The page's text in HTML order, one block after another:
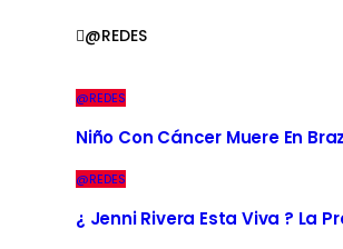
@REDES
@REDES
Niño Con Cáncer Muere En
@REDES
¿ Jenni Rivera Esta Viva ? La